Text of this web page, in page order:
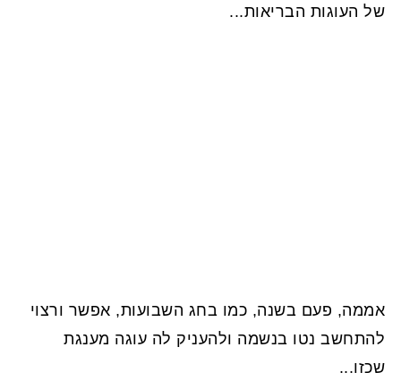
של העוגות הבריאות...
אממה, פעם בשנה, כמו בחג השבועות, אפשר ורצוי
להתחשב נטו בנשמה ולהעניק לה עוגה מענגת
שכזו...